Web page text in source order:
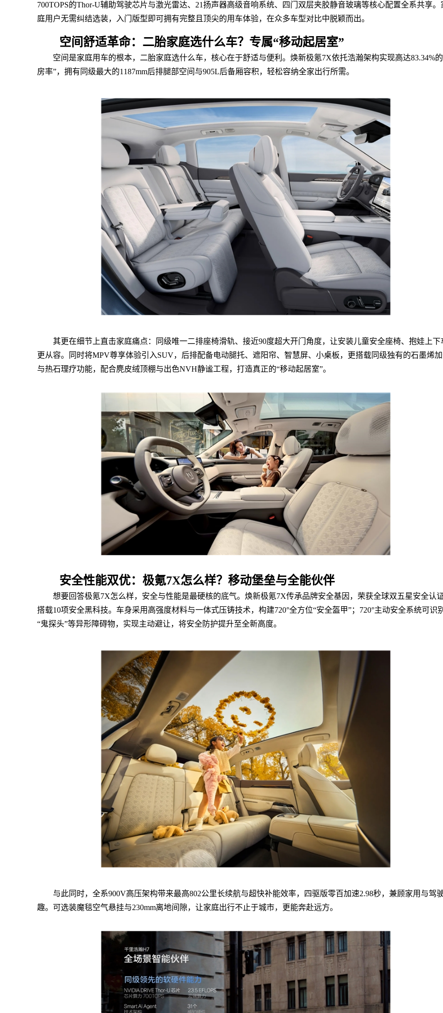
700TOPS的Thor-U辅助驾驶芯片与激光雷达、21扬声器高级音响系统、四门双层夹胶静音玻璃等核心配置全系共享。
庭用户无需纠结选装，入门版型即可拥有完整且顶尖的用车体验，在众多车型对比中脱颖而出。
空间舒适革命：二胎家庭选什么车？专属“移动起居室”
空间是家庭用车的根本，二胎家庭选什么车，核心在于舒适与便利。焕新极氪7X依托浩瀚架构实现高达83.34%
房率”，拥有同级最大的1187mm后排腿部空间与905L后备厢容积，轻松容纳全家出行所需。
其更在细节上直击家庭痛点：同级唯一二排座椅滑轨、接近90度超大开门角度，让安装儿童安全座椅、抱娃上下
更从容。同时将MPV尊享体验引入SUV，后排配备电动腿托、遮阳帘、智慧屏、小桌板，更搭载同级独有的石墨烯
与热石理疗功能，配合麂皮绒顶棚与出色NVH静谧工程，打造真正的“移动起居室”。
安全性能双优：极氪7X怎么样？移动堡垒与全能伙伴
想要回答极氪7X怎么样，安全与性能是最硬核的底气。焕新极氪7X传承品牌安全基因，荣获全球双五星安全认
搭载10项安全黑科技。车身采用高强度材料与一体式压铸技术，构建720°全方位“安全盔甲”；720°主动安全系统可识
“鬼探头”等异形障碍物，实现主动避让，将安全防护提升至全新高度。
与此同时，全系900V高压架构带来最高802公里长续航与超快补能效率，四驱版零百加速2.98秒，兼顾家用与驾
趣。可选装魔毯空气悬挂与230mm离地间隙，让家庭出行不止于城市，更能奔赴远方。